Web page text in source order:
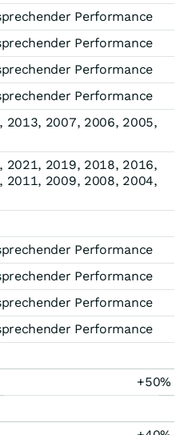
Performance
Performance
Performance
Performance
2013, 2007, 2006, 2005,
2021, 2019, 2018, 2016,
2011, 2009, 2008, 2004,
Performance
Performance
Performance
Performance
+50%